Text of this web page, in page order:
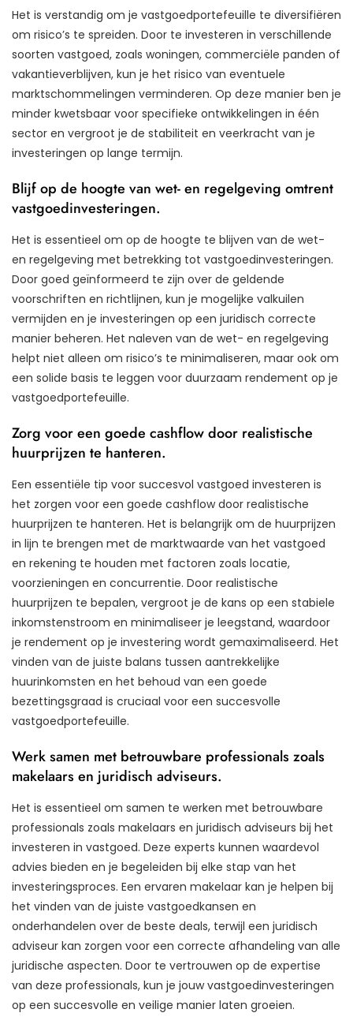
Het is verstandig om je vastgoedportefeuille te diversifiëren
om risico’s te spreiden. Door te investeren in verschillende
soorten vastgoed, zoals woningen, commerciële panden of
vakantieverblijven, kun je het risico van eventuele
marktschommelingen verminderen. Op deze manier ben je
minder kwetsbaar voor specifieke ontwikkelingen in één
sector en vergroot je de stabiliteit en veerkracht van je
investeringen op lange termijn.
Blijf op de hoogte van wet- en regelgeving omtrent
vastgoedinvesteringen.
Het is essentieel om op de hoogte te blijven van de wet-
en regelgeving met betrekking tot vastgoedinvesteringen.
Door goed geïnformeerd te zijn over de geldende
voorschriften en richtlijnen, kun je mogelijke valkuilen
vermijden en je investeringen op een juridisch correcte
manier beheren. Het naleven van de wet- en regelgeving
helpt niet alleen om risico’s te minimaliseren, maar ook om
een solide basis te leggen voor duurzaam rendement op je
vastgoedportefeuille.
Zorg voor een goede cashflow door realistische
huurprijzen te hanteren.
Een essentiële tip voor succesvol vastgoed investeren is
het zorgen voor een goede cashflow door realistische
huurprijzen te hanteren. Het is belangrijk om de huurprijzen
in lijn te brengen met de marktwaarde van het vastgoed
en rekening te houden met factoren zoals locatie,
voorzieningen en concurrentie. Door realistische
huurprijzen te bepalen, vergroot je de kans op een stabiele
inkomstenstroom en minimaliseer je leegstand, waardoor
je rendement op je investering wordt gemaximaliseerd. Het
vinden van de juiste balans tussen aantrekkelijke
huurinkomsten en het behoud van een goede
bezettingsgraad is cruciaal voor een succesvolle
vastgoedportefeuille.
Werk samen met betrouwbare professionals zoals
makelaars en juridisch adviseurs.
Het is essentieel om samen te werken met betrouwbare
professionals zoals makelaars en juridisch adviseurs bij het
investeren in vastgoed. Deze experts kunnen waardevol
advies bieden en je begeleiden bij elke stap van het
investeringsproces. Een ervaren makelaar kan je helpen bij
het vinden van de juiste vastgoedkansen en
onderhandelen over de beste deals, terwijl een juridisch
adviseur kan zorgen voor een correcte afhandeling van alle
juridische aspecten. Door te vertrouwen op de expertise
van deze professionals, kun je jouw vastgoedinvesteringen
op een succesvolle en veilige manier laten groeien.